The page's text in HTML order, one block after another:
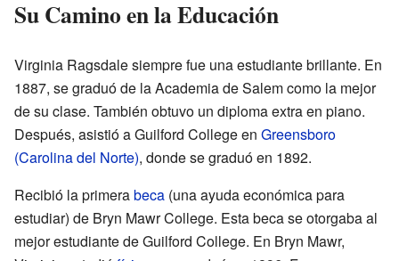
Su Camino en la Educación
Virginia Ragsdale siempre fue una estudiante brillante. En
1887, se graduó de la Academia de Salem como la mejor
de su clase. También obtuvo un diploma extra en piano.
Después, asistió a Guilford College en Greensboro
(Carolina del Norte), donde se graduó en 1892.
Recibió la primerabeca (una ayuda económica para
estudiar) de Bryn Mawr College. Esta beca se otorgaba al
mejor estudiante de Guilford College. En Bryn Mawr,